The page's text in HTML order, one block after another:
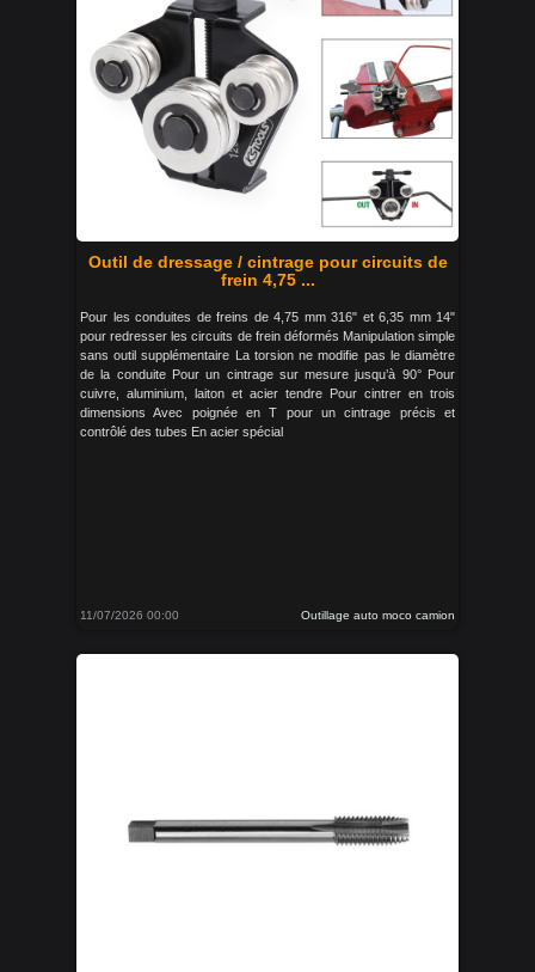
Outil de dressage / cintrage pour circuits de
frein 4,75 ...
Pour les conduites de freins de 4,75 mm 316" et 6,35 mm 14"
pour redresser les circuits de frein déformés Manipulation simple
sans outil supplémentaire La torsion ne modifie pas le diamètre
de la conduite Pour un cintrage sur mesure jusqu’à 90° Pour
cuivre, aluminium, laiton et acier tendre Pour cintrer en trois
dimensions Avec poignée en T pour un cintrage précis et
contrôlé des tubes En acier spécial
11/07/2026 00:00 Outillage auto moco camion